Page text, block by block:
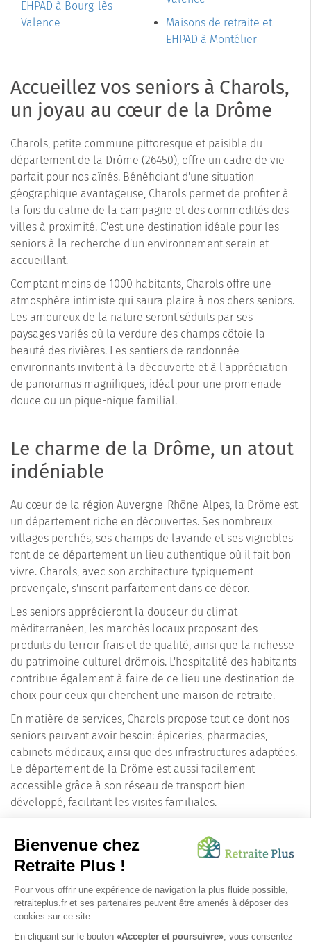
EHPAD à Bourg-lès-
Valence
Maisons de retraite et
EHPAD à Montélier
Accueillez vos seniors à Charols,
un joyau au cœur de la Drôme
Charols, petite commune pittoresque et paisible du
département de la Drôme (26450), offre un cadre de vie
parfait pour nos aînés. Bénéficiant d'une situation
géographique avantageuse, Charols permet de profiter à
la fois du calme de la campagne et des commodités des
villes à proximité. C'est une destination idéale pour les
seniors à la recherche d'un environnement serein et
accueillant.
Comptant moins de 1000 habitants, Charols offre une
atmosphère intimiste qui saura plaire à nos chers seniors.
Les amoureux de la nature seront séduits par ses
paysages variés où la verdure des champs côtoie la
beauté des rivières. Les sentiers de randonnée
environnants invitent à la découverte et à l'appréciation
de panoramas magnifiques, idéal pour une promenade
douce ou un pique-nique familial.
Le charme de la Drôme, un atout
indéniable
Au cœur de la région Auvergne-Rhône-Alpes, la Drôme est
un département riche en découvertes. Ses nombreux
villages perchés, ses champs de lavande et ses vignobles
font de ce département un lieu authentique où il fait bon
vivre. Charols, avec son architecture typiquement
provençale, s'inscrit parfaitement dans ce décor.
Les seniors apprécieront la douceur du climat
méditerranéen, les marchés locaux proposant des
produits du terroir frais et de qualité, ainsi que la richesse
du patrimoine culturel drômois. L'hospitalité des habitants
contribue également à faire de ce lieu une destination de
choix pour ceux qui cherchent une maison de retraite.
En matière de services, Charols propose tout ce dont nos
seniors peuvent avoir besoin: épiceries, pharmacies,
cabinets médicaux, ainsi que des infrastructures adaptées.
Le département de la Drôme est aussi facilement
accessible grâce à son réseau de transport bien
développé, facilitant les visites familiales.
les familles désireuses de trouver une maison de retraite
dans un cadre agréable et sécurisant. Les seniors pourront
chaleureuse et bienveillante, tout en profitant du charme
de la Drôme.
Choisissez Charols pour une retraite paisible et